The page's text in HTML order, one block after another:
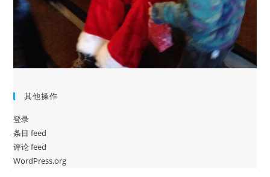
其他操作
登录
条目 feed
评论 feed
WordPress.org